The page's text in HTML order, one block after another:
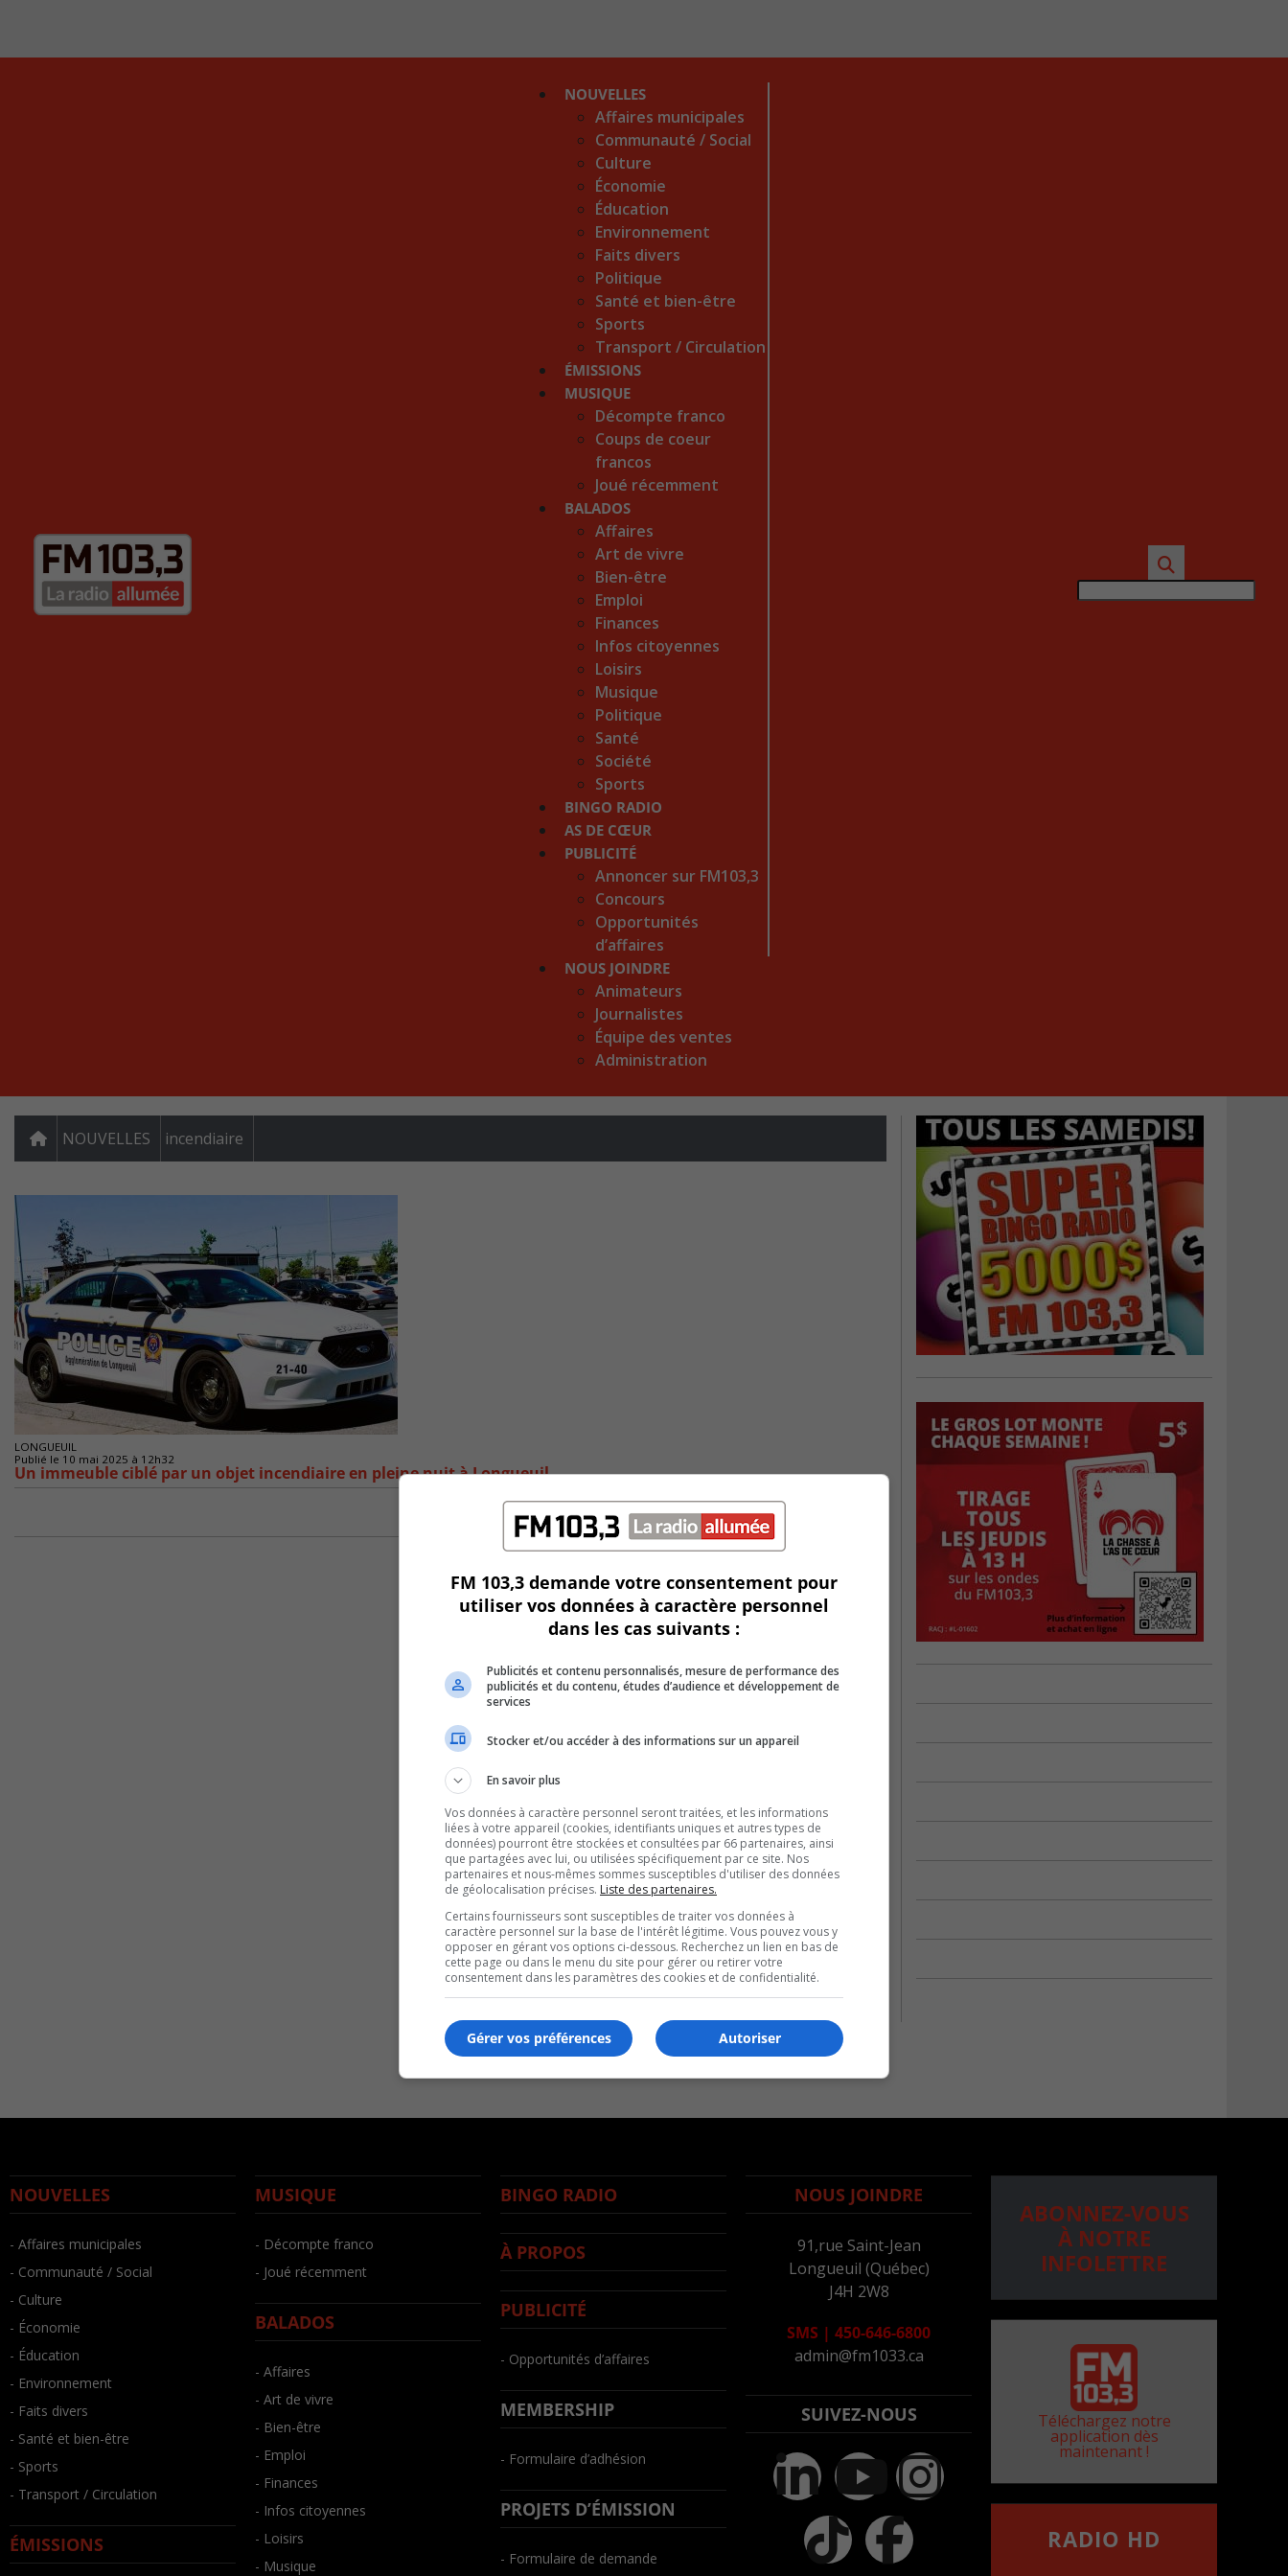
NOUVELLES
Affaires municipales
Communauté / Social
Culture
Économie
Éducation
Environnement
Faits divers
Politique
Santé et bien-être
Sports
Transport / Circulation
ÉMISSIONS
MUSIQUE
Décompte franco
Coups de coeur
francos
Joué récemment
BALADOS
Affaires
Art de vivre
Bien-être
Emploi
Finances
Infos citoyennes
Loisirs
Musique
Politique
Santé
Société
Sports
BINGO RADIO
AS DE CŒUR
PUBLICITÉ
Annoncer sur FM103,3
Concours
Opportunités
d’affaires
NOUS JOINDRE
Animateurs
Journalistes
Équipe des ventes
Administration
NOUVELLES incendiaire
LONGUEUIL
Publié le 10 mai 2025 à 12h32
Un immeuble ciblé par un objet incendiaire en pleine nuit à Longueuil
NOUVELLES
- Affaires municipales
- Communauté / Social
- Culture
- Économie
- Éducation
- Environnement
- Faits divers
- Santé et bien-être
- Sports
- Transport / Circulation
ÉMISSIONS
MUSIQUE
- Décompte franco
- Joué récemment
BALADOS
- Affaires
- Art de vivre
- Bien-être
- Emploi
- Finances
- Infos citoyennes
- Loisirs
- Musique
BINGO RADIO
À PROPOS
PUBLICITÉ
- Opportunités d’affaires
MEMBERSHIP
- Formulaire d’adhésion
PROJETS D’ÉMISSION
- Formulaire de demande
NOUS JOINDRE
91,rue Saint-Jean
Longueuil (Québec)
J4H 2W8
SMS | 450-646-6800
admin@fm1033.ca
SUIVEZ-NOUS
ABONNEZ-VOUS
À NOTRE
INFOLETTRE
Téléchargez notre
application dès
maintenant !
RADIO HD
FM 103,3 demande votre consentement pour
utiliser vos données à caractère personnel
dans les cas suivants :
Publicités et contenu personnalisés, mesure de performance des
publicités et du contenu, études d’audience et développement de
services
Stocker et/ou accéder à des informations sur un appareil
En savoir plus
Vos données à caractère personnel seront traitées, et les informations
liées à votre appareil (cookies, identifiants uniques et autres types de
données) pourront être stockées et consultées par 66 partenaires, ainsi
que partagées avec lui, ou utilisées spécifiquement par ce site. Nos
partenaires et nous-mêmes sommes susceptibles d'utiliser des données
de géolocalisation précises. Liste des partenaires.
Certains fournisseurs sont susceptibles de traiter vos données à
caractère personnel sur la base de l'intérêt légitime. Vous pouvez vous y
opposer en gérant vos options ci-dessous. Recherchez un lien en bas de
cette page ou dans le menu du site pour gérer ou retirer votre
consentement dans les paramètres des cookies et de confidentialité.
Autoriser
Gérer vos préférences